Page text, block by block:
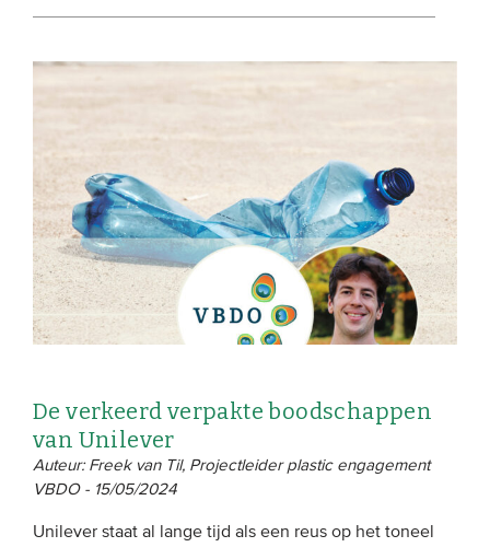
De verkeerd verpakte boodschappen
van Unilever
Auteur: Freek van Til, Projectleider plastic engagement
VBDO - 15/05/2024
Unilever staat al lange tijd als een reus op het toneel